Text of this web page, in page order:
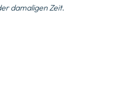
damaligen Zeit.